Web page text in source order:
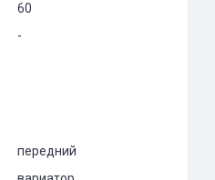
60
-
передний